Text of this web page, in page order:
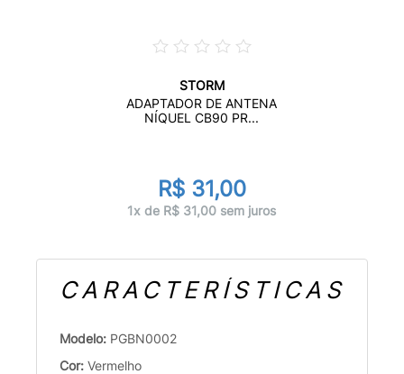
STORM
ADAPTADOR DE ANTENA
NÍQUEL CB90 PR...
R$ 31,00
1x de R$ 31,00 sem juros
CARACTERÍSTICAS
Modelo: PGBN0002
Cor: Vermelho